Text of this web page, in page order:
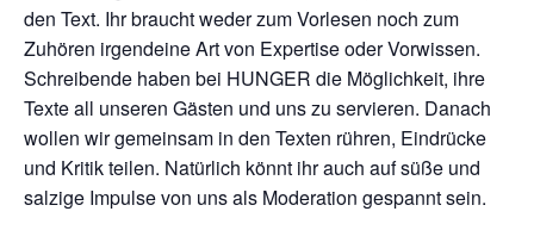
den Text. Ihr braucht weder zum Vorlesen noch zum
Zuhören irgendeine Art von Expertise oder Vorwissen.
Schreibende haben bei HUNGER die Möglichkeit, ihre
Texte all unseren Gästen und uns zu servieren. Danach
wollen wir gemeinsam in den Texten rühren, Eindrücke
und Kritik teilen. Natürlich könnt ihr auch auf süße und
salzige Impulse von uns als Moderation gespannt sein.